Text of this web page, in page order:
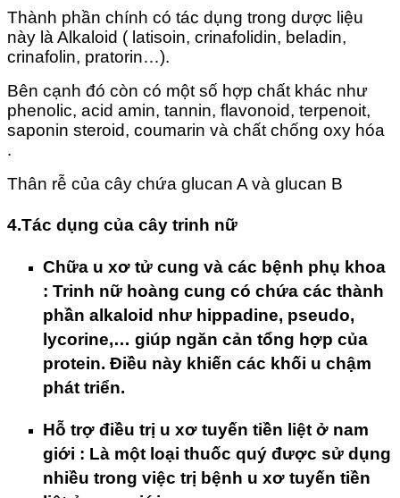
Thành phần chính có tác dụng trong dược liệu
này là Alkaloid ( latisoin, crinafolidin, beladin,
crinafolin, pratorin…).
Bên cạnh đó còn có một số hợp chất khác như
phenolic, acid amin, tannin, flavonoid, terpenoit,
saponin steroid, coumarin và chất chống oxy hóa
.
Thân rễ của cây chứa glucan A và glucan B
4.Tác dụng của cây trinh nữ
Chữa u xơ tử cung và các bệnh phụ khoa
: Trinh nữ hoàng cung có chứa các thành
phần alkaloid như hippadine, pseudo,
lycorine,… giúp ngăn cản tổng hợp của
protein. Điều này khiến các khối u chậm
phát triển.
Hỗ trợ điều trị u xơ tuyến tiền liệt ở nam
giới : Là một loại thuốc quý được sử dụng
nhiều trong việc trị bệnh u xơ tuyến tiền